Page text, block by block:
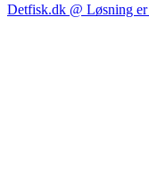
Detfisk.dk @ Løsning er